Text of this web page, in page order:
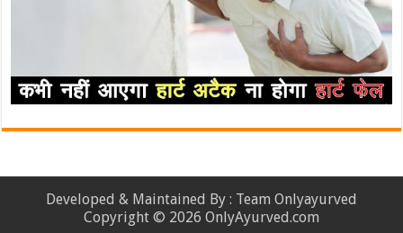
Developed & Maintained By : Team Onlyayurved
Copyright © 2026 OnlyAyurved.com